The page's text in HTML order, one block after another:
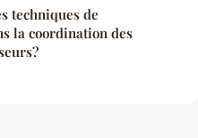
techniques de
la coordination des